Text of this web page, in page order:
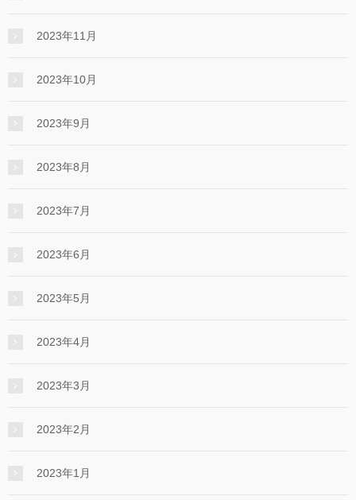
2023年11月
2023年10月
2023年9月
2023年8月
2023年7月
2023年6月
2023年5月
2023年4月
2023年3月
2023年2月
2023年1月